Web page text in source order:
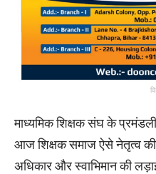
माध्यमिक शिक्षक संघ के
आज शिक्षक समाज ऐसे नेतृत्व की
अधिकार और स्वाभिमान की